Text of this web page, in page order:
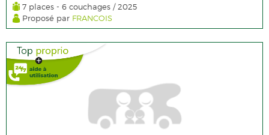
7 places - 6 couchages / 2025
Proposé par FRANCOIS